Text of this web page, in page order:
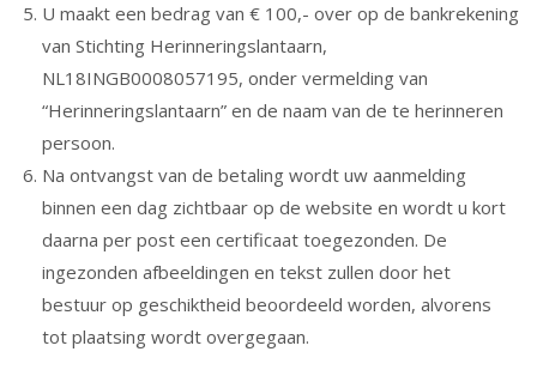
U maakt een bedrag van € 100,- over op de bankrekening
van Stichting Herinneringslantaarn,
NL18INGB0008057195, onder vermelding van
“Herinneringslantaarn” en de naam van de te herinneren
persoon.
Na ontvangst van de betaling wordt uw aanmelding
binnen een dag zichtbaar op de website en wordt u kort
daarna per post een certificaat toegezonden. De
ingezonden afbeeldingen en tekst zullen door het
bestuur op geschiktheid beoordeeld worden, alvorens
tot plaatsing wordt overgegaan.